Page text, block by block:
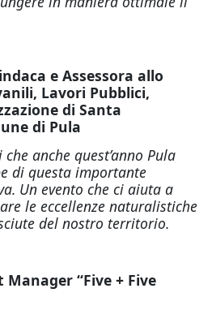
e Assessora allo
Lavori Pubblici,
di Santa
di Pula
anche quest’anno Pula
di questa importante
Un evento che ci aiuta a
le eccellenze naturalistiche
del nostro territorio.
Manager “Five + Five